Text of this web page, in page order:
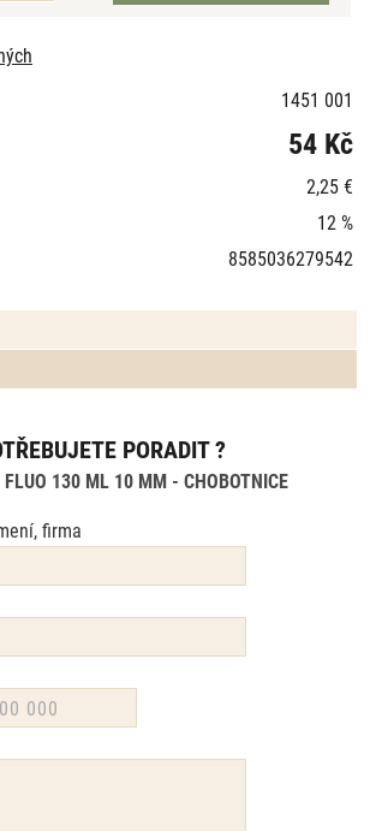
1451 001
54 Kč
2,25 €
12 %
8585036279542
PORADIT ?
FLUO 130 ML 10 MM - CHOBOTNICE
firma